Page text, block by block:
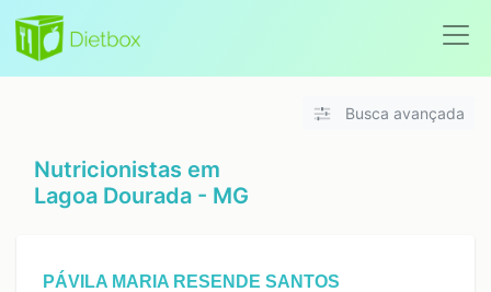
Busca avançada
Nutricionistas em
Lagoa Dourada - MG
PÁVILA MARIA RESENDE SANTOS